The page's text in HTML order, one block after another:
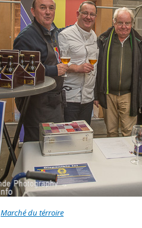
Marché du térroire